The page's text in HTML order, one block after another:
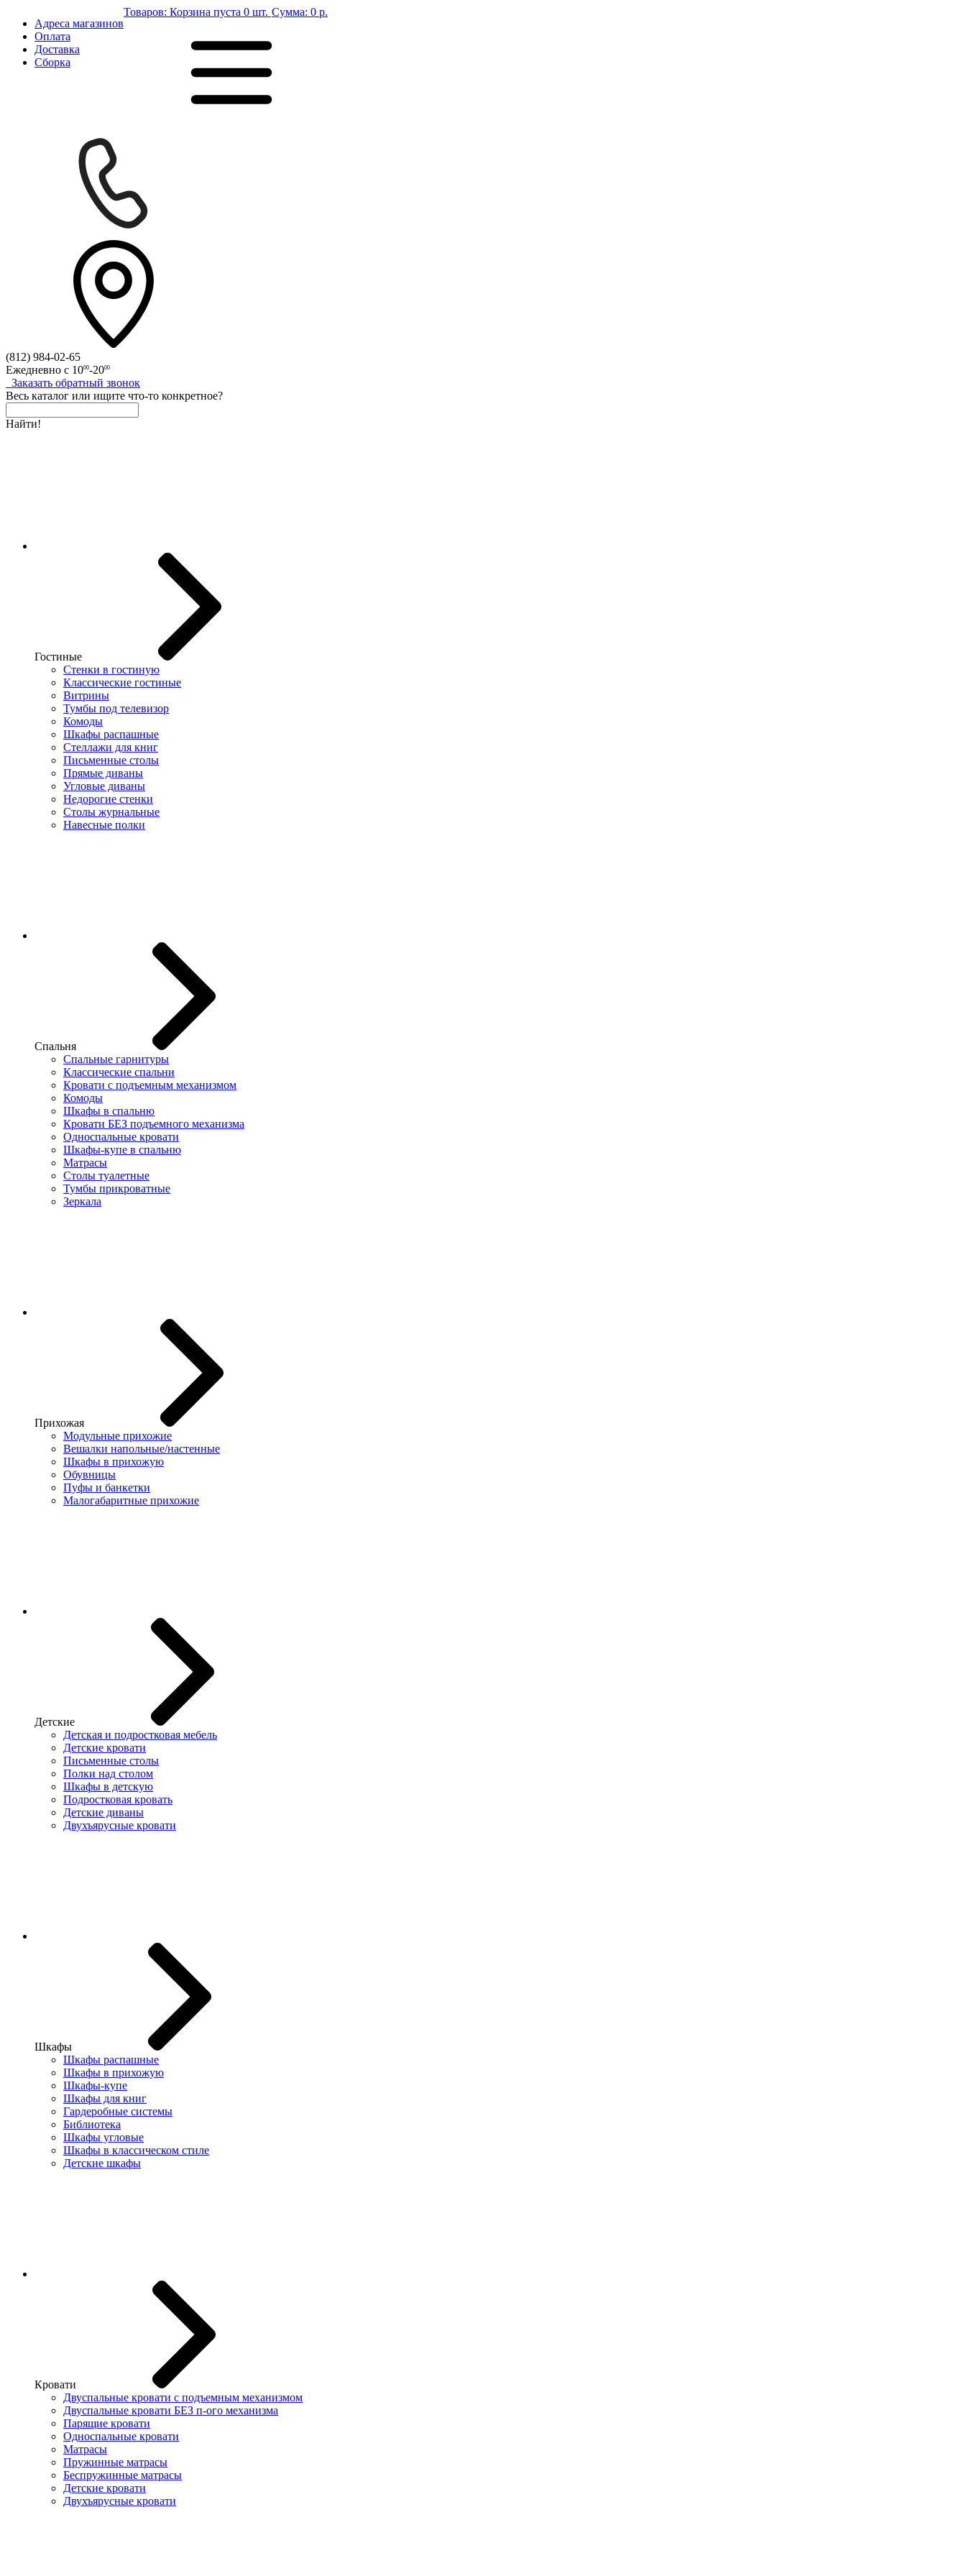
Адреса магазинов
Оплата
Доставка
Сборка
Товаров: Корзина пуста 0 шт. Сумма: 0 р.
(812) 984-02-65
Ежедневно с 1000-2000
Заказать обратный звонок
Весь каталог или ищите что-то конкретное?
Найти!
Гостиные
Стенки в гостиную
Классические гостиные
Витрины
Тумбы под телевизор
Комоды
Шкафы распашные
Стеллажи для книг
Письменные столы
Прямые диваны
Угловые диваны
Недорогие стенки
Столы журнальные
Навесные полки
Спальня
Спальные гарнитуры
Классические спальни
Кровати с подъемным механизмом
Комоды
Шкафы в спальню
Кровати БЕЗ подъемного механизма
Односпальные кровати
Шкафы-купе в спальню
Матрасы
Столы туалетные
Тумбы прикроватные
Зеркала
Прихожая
Модульные прихожие
Вешалки напольные/настенные
Шкафы в прихожую
Обувницы
Пуфы и банкетки
Малогабаритные прихожие
Детские
Детская и подростковая мебель
Детские кровати
Письменные столы
Полки над столом
Шкафы в детскую
Подростковая кровать
Детские диваны
Двухъярусные кровати
Шкафы
Шкафы распашные
Шкафы в прихожую
Шкафы-купе
Шкафы для книг
Гардеробные системы
Библиотека
Шкафы угловые
Шкафы в классическом стиле
Детские шкафы
Кровати
Двуспальные кровати с подъемным механизмом
Двуспальные кровати БЕЗ п-ого механизма
Парящие кровати
Односпальные кровати
Матрасы
Пружинные матрасы
Беспружинные матрасы
Детские кровати
Двухъярусные кровати